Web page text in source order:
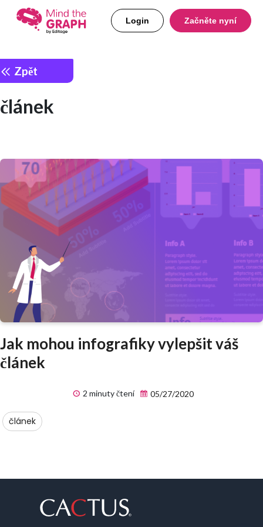
Login Začněte nyní
Zpět
článek
Jak mohou infografiky vylepšit váš
článek
2 minuty čtení 05/27/2020
článek